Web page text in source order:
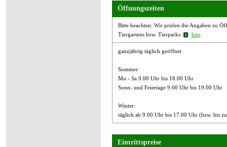
Öffnungszeiten
Bitte beachten: Wir prüfen die Angaben zu
Tiergartens bzw. Tierparks
hier.
ganzjährig täglich geöffnet
Sommer:
Mo - Sa 9.00 Uhr bis 18.00 Uhr
Sonn- und Feiertage 9.00 Uhr bis 19.00 Uhr
Winter:
täglich ab 9.00 Uhr bis 17.00 Uhr (bzw. bis
Eintrittspreise